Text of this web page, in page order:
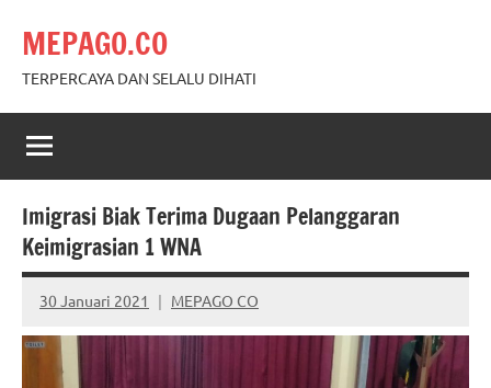
content
MEPAGO.CO
TERPERCAYA DAN SELALU DIHATI
Imigrasi Biak Terima Dugaan Pelanggaran
Keimigrasian 1 WNA
30 Januari 2021 MEPAGO CO
No
comments